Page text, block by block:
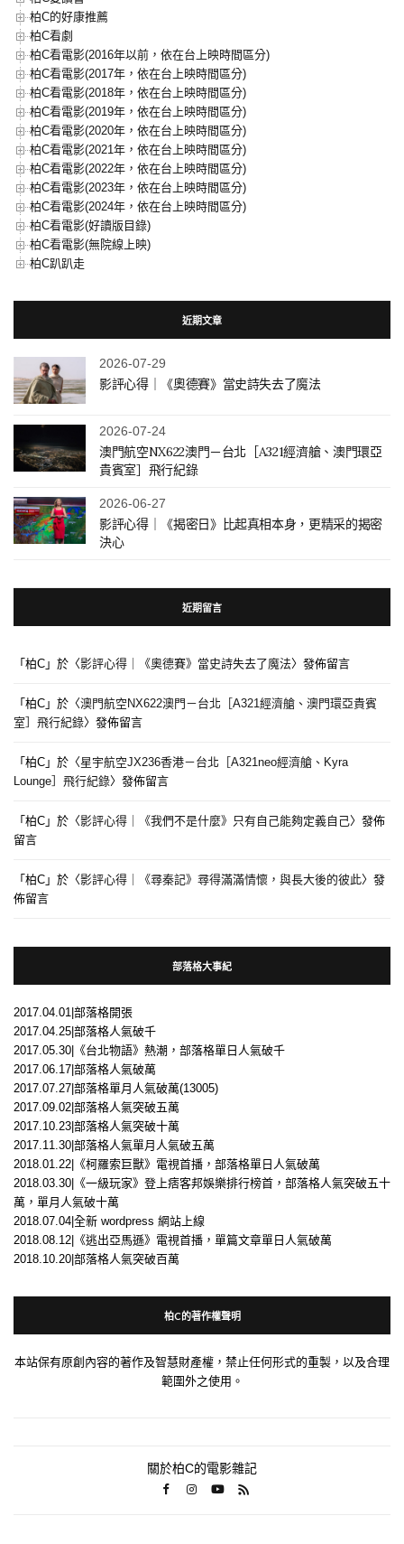
柏C的好康推薦
柏C看劇
柏C看電影(2016年以前，依在台上映時間區分)
柏C看電影(2017年，依在台上映時間區分)
柏C看電影(2018年，依在台上映時間區分)
柏C看電影(2019年，依在台上映時間區分)
柏C看電影(2020年，依在台上映時間區分)
柏C看電影(2021年，依在台上映時間區分)
柏C看電影(2022年，依在台上映時間區分)
柏C看電影(2023年，依在台上映時間區分)
柏C看電影(2024年，依在台上映時間區分)
柏C看電影(好讀版目錄)
柏C看電影(無院線上映)
柏C趴趴走
近期文章
2026-07-29
影評心得｜《奧德賽》當史詩失去了魔法
2026-07-24
澳門航空NX622澳門－台北［A321經濟艙、澳門環亞
貴賓室］飛行紀錄
2026-06-27
影評心得｜《揭密日》比起真相本身，更精采的揭密
決心
近期留言
「 柏C 」於〈影評心得｜《奧德賽》當史詩失去了魔法〉發佈留言
「 柏C 」於〈澳門航空NX622澳門－台北［A321經濟艙、澳門環亞貴賓
室］飛行紀錄〉發佈留言
「 柏C 」於〈星宇航空JX236香港－台北［A321neo經濟艙、Kyra
Lounge］飛行紀錄〉發佈留言
「 柏C 」於〈影評心得｜《我們不是什麼》只有自己能夠定義自己〉發佈
留言
「 柏C 」於〈影評心得｜《尋秦記》尋得滿滿情懷，與長大後的彼此〉發
佈留言
部落格大事紀
2017.04.01|部落格開張
2017.04.25|部落格人氣破千
2017.05.30|《台北物語》熱潮，部落格單日人氣破千
2017.06.17|部落格人氣破萬
2017.07.27|部落格單月人氣破萬(13005)
2017.09.02|部落格人氣突破五萬
2017.10.23|部落格人氣突破十萬
2017.11.30|部落格人氣單月人氣破五萬
2018.01.22|《柯羅索巨獸》電視首播，部落格單日人氣破萬
2018.03.30|《一級玩家》登上痞客邦娛樂排行榜首，部落格人氣突破五十
萬，單月人氣破十萬
2018.07.04|全新 wordpress 網站上線
2018.08.12|《逃出亞馬遜》電視首播，單篇文章單日人氣破萬
2018.10.20|部落格人氣突破百萬
柏C的著作權聲明
本站保有原創內容的著作及智慧財產權，禁止任何形式的重製，以及合理
範圍外之使用。
關於柏C的電影雜記